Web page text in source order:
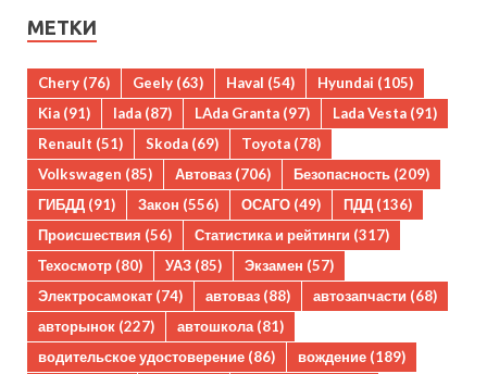
МЕТКИ
Chery (76) Geely (63) Haval (54) Hyundai (105)
Kia (91) lada (87) LAda Granta (97) Lada Vesta (91)
Renault (51) Skoda (69) Toyota (78)
Volkswagen (85) Автоваз (706) Безопасность (209)
ГИБДД (91) Закон (556) ОСАГО (49) ПДД (136)
Происшествия (56) Статистика и рейтинги (317)
Техосмотр (80) УАЗ (85) Экзамен (57)
Электросамокат (74) автоваз (88) автозапчасти (68)
авторынок (227) автошкола(81)
водительское удостоверение (86) вождение (189)